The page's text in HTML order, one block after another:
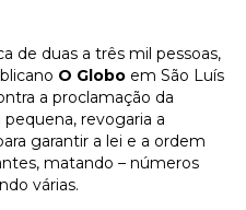
de duas a três mil pessoas,
O Globo em São Luís
a proclamação da
revogaria a
garantir a lei e a ordem
matando – números
várias.